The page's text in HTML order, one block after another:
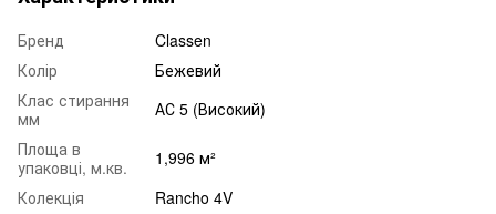
Бренд
Classen
Колір
Бежевий
Клас стирання
мм
АС 5 (Високий)
Площа в
упаковці, м.кв.
1,996 м²
Колекція
Rancho 4V